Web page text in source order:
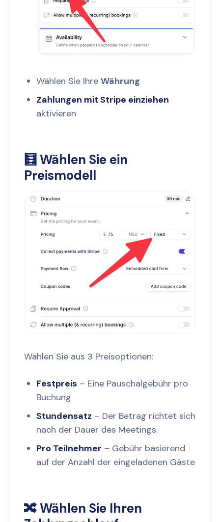
Wählen Sie Ihre Währung
Zahlungen mit Stripe einziehen
aktivieren
🧮 Wählen Sie ein
Preismodell
Wählen Sie aus 3 Preisoptionen:
Festpreis – Eine Pauschalgebühr pro
Buchung
Stundensatz – Der Betrag richtet sich
nach der Dauer des Meetings.
Pro Teilnehmer – Gebühr basierend
auf der Anzahl der eingeladenen Gäste
🔀 Wählen Sie Ihren